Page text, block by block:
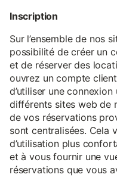
Inscription
Sur l’ensemble de nos
possibilité de créer un
et de réserver des
ouvrez un compte
d’utiliser une
différents sites web de
de vos réservations
sont centralisées. Cela
d’utilisation plus
et à vous fournir une
réservations que vous